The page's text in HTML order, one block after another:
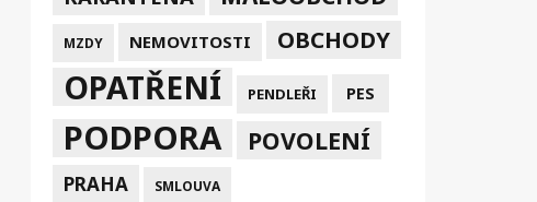
MZDY NEMOVITOSTI OBCHODY
OPATŘENÍ PENDLEŘI PES
PODPORA POVOLENÍ
PRAHA SMLOUVA